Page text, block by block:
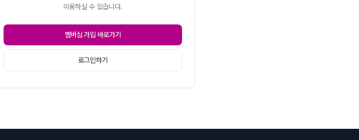
이용하실 수 있습니다.
멤버십 가입 바로가기
로그인하기